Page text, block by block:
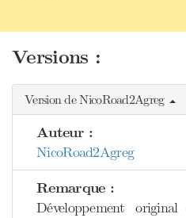
Versions :
Version de NicoRoad2Agreg
Auteur :
NicoRoad2Agreg
Remarque :
Développement